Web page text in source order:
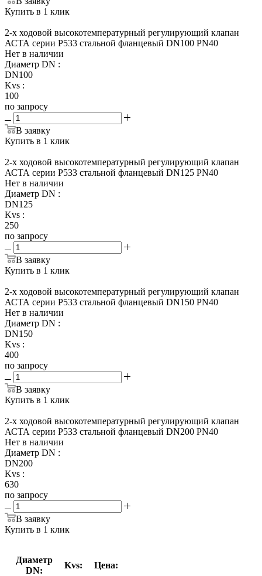
Купить в 1 клик
2-х ходовой высокотемпературный регулирующий клапан
АСТА серии Р533 стальной фланцевый DN100 PN40
Нет в наличии
Диаметр DN :
DN100
Kvs :
100
по запросу
В заявку
Купить в 1 клик
2-х ходовой высокотемпературный регулирующий клапан
АСТА серии Р533 стальной фланцевый DN125 PN40
Нет в наличии
Диаметр DN :
DN125
Kvs :
250
по запросу
В заявку
Купить в 1 клик
2-х ходовой высокотемпературный регулирующий клапан
АСТА серии Р533 стальной фланцевый DN150 PN40
Нет в наличии
Диаметр DN :
DN150
Kvs :
400
по запросу
В заявку
Купить в 1 клик
2-х ходовой высокотемпературный регулирующий клапан
АСТА серии Р533 стальной фланцевый DN200 PN40
Нет в наличии
Диаметр DN :
DN200
Kvs :
630
по запросу
В заявку
Купить в 1 клик
Диаметр
DN:
Kvs: Цена: